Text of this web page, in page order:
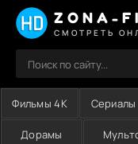
ZONA-
СМОТРЕТЬ
Фильмы 4K Сериалы
Дорамы